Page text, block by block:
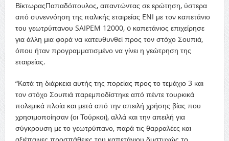
ΒίκτωραςΠαπαδόπουλος, απαντώντας σε ερώτηση, ύστερα
από συνεννόηση της ιταλικής εταιρείας ENI με τον καπετάνιο
του γεωτρύπανου SAIPEM 12000, o καπετάνιος επιχείρησε
για άλλη μια φορά να κατευθυνθεί προς τον στόχο Σουπιά,
όπου ήταν προγραμματισμένο να γίνει η γεώτρηση της
εταιρείας.
“Κατά τη διάρκεια αυτής της πορείας προς το τεμάχιο 3 και
τον στόχο Σουπιά παρεμποδίστηκε από πέντε τουρκικά
πολεμικά πλοία και μετά από την απειλή χρήσης βίας που
χρησιμοποίησαν (οι Τούρκοι), αλλά και την απειλή για
σύγκρουση με το γεωτρύπανο, παρά τις θαρραλέες και